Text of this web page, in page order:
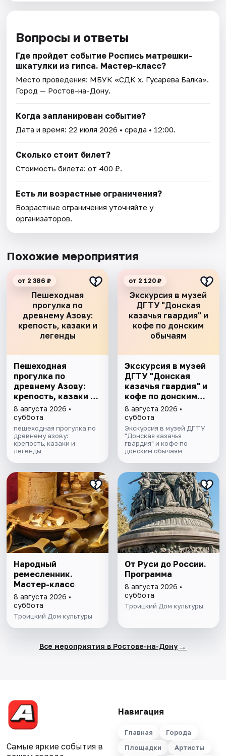
Вопросы и ответы
Где пройдет событие Роспись матрешки-
шкатулки из гипса. Мастер-класс?
Место проведения: МБУК «СДК х. Гусарева Балка».
Город — Ростов-на-Дону.
Когда запланирован событие?
Дата и время:22 июля 2026 • среда • 12:00.
Сколько стоит билет?
Стоимость билета: от 400 ₽.
Есть ли возрастные ограничения?
Возрастные ограничения уточняйте у
организаторов.
Похожие мероприятия
Пешеходная
прогулка по
древнему Азову:
крепость, казаки и
легенды
от 2 386 ₽
Пешеходная
прогулка по
древнему Азову:
крепость, казаки и
легенды
8 августа 2026 •
суббота
пешеходная прогулка по
древнему азову:
крепость, казаки и
легенды
Экскурсия в музей
ДГТУ "Донская
казачья гвардия" и
кофе по донским
обычаям
от 2 120 ₽
Экскурсия в музей
ДГТУ "Донская
казачья гвардия" и
кофе по донским
обычаям
8 августа 2026 •
суббота
Экскурсия в музей ДГТУ
"Донская казачья
гвардия" и кофе по
донским обычаям
Народный
ремесленник.
Мастер-класс
8 августа 2026 •
суббота
Троицкий Дом культуры
От Руси до России.
Программа
8 августа 2026 •
суббота
Троицкий Дом культуры
Все мероприятия в Ростове-на-Дону→
Самые яркие события в
Навигация
Главная
Города
Площадки
Артисты